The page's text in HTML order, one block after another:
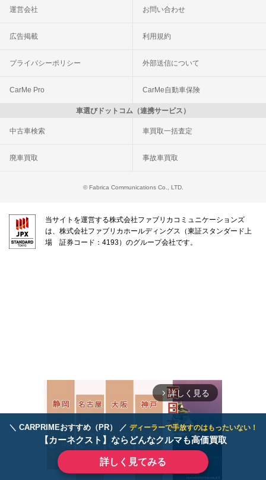
＼ CARPRIMEおすすめ（PR） ／ ディーラーで手放すのはもったいない！
【カーネクスト】ならどんなクルマも高価買取
詳しく見てみる
運営会社 お問い合わせ
広告掲載 利用規約
プライバシーポリシー 外部送信について
CarMe Pro CarMe自動車保険
車選びドットコム（連携サービス）
中古車検索 車買取一括査定
廃車買取 事故車買取
© Fabrica Communications Co., LTD.
当サイトを運営する株式会社ファブリカコミュニケーションズ
は、株式会社ファブリカホールディングス（東証スタンダード上
場 証券コード：4193）のグループ会社です。
arrow_forward_ios 詳しく見る